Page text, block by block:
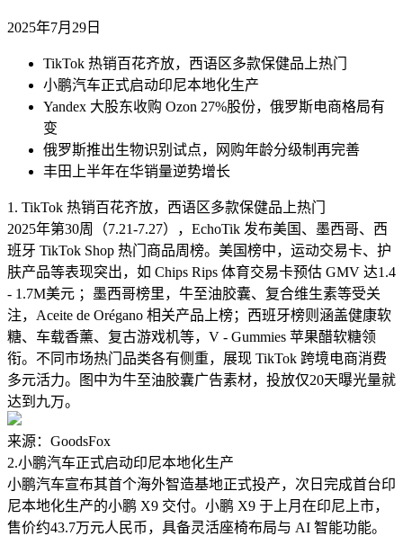
2025年7月29日
TikTok 热销百花齐放，西语区多款保健品上热门
小鹏汽车正式启动印尼本地化生产
Yandex 大股东收购 Ozon 27%股份，俄罗斯电商格局有
变
俄罗斯推出生物识别试点，网购年龄分级制再完善
丰田上半年在华销量逆势增长
1. TikTok 热销百花齐放，西语区多款保健品上热门
2025年第30周（7.21-7.27），EchoTik 发布美国、墨西哥、西
班牙 TikTok Shop 热门商品周榜。美国榜中，运动交易卡、护
肤产品等表现突出，如 Chips Rips 体育交易卡预估 GMV 达1.4
- 1.7M美元 ；墨西哥榜里，牛至油胶囊、复合维生素等受关
注，Aceite de Orégano 相关产品上榜；西班牙榜则涵盖健康软
糖、车载香薰、复古游戏机等，V - Gummies 苹果醋软糖领
衔。不同市场热门品类各有侧重，展现 TikTok 跨境电商消费
多元活力。图中为牛至油胶囊广告素材，投放仅20天曝光量就
达到九万。
来源：GoodsFox
2.小鹏汽车正式启动印尼本地化生产
小鹏汽车宣布其首个海外智造基地正式投产，次日完成首台印
尼本地化生产的小鹏 X9 交付。小鹏 X9 于上月在印尼上市，
售价约43.7万元人民币，具备灵活座椅布局与 AI 智能功能。